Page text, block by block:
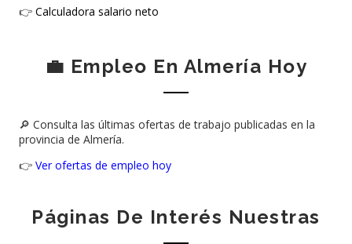
👉 Calculadora salario neto
💼 Empleo En Almería Hoy
🔎 Consulta las últimas ofertas de trabajo publicadas en la
provincia de Almería.
👉 Ver ofertas de empleo hoy
Páginas De Interés Nuestras